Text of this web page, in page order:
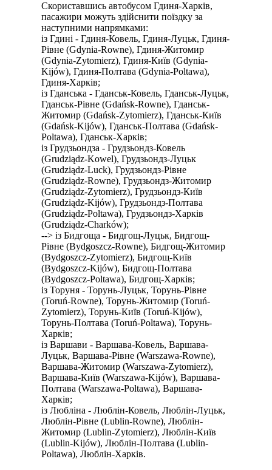
Скориставшись автобусом Гдиня-Харків,
пасажири можуть здійснити поїздку за
наступними напрямками:
із Гдині - Гдиня-Ковель, Гдиня-Луцьк, Гдиня-
Рівне (Gdynia-Rowne), Гдиня-Житомир
(Gdynia-Zytomierz), Гдиня-Київ (Gdynia-
Kijów), Гдиня-Полтава (Gdynia-Poltawa),
Гдиня-Харків;
із Гданська - Гданськ-Ковель, Гданськ-Луцьк,
Гданськ-Рівне (Gdańsk-Rowne), Гданськ-
Житомир (Gdańsk-Zytomierz), Гданськ-Київ
(Gdańsk-Kijów), Гданськ-Полтава (Gdańsk-
Poltawa), Гданськ-Харків;
із Грудзьондза - Грудзьондз-Ковель
(Grudziądz-Kowel), Грудзьондз-Луцьк
(Grudziądz-Luck), Грудзьондз-Рівне
(Grudziądz-Rowne), Грудзьондз-Житомир
(Grudziądz-Zytomierz), Грудзьондз-Київ
(Grudziądz-Kijów), Грудзьондз-Полтава
(Grudziądz-Poltawa), Грудзьондз-Харків
(Grudziądz-Charków);
--> із Бидгоща - Бидгощ-Луцьк, Бидгощ-
Рівне (Bydgoszcz-Rowne), Бидгощ-Житомир
(Bydgoszcz-Zytomierz), Бидгощ-Київ
(Bydgoszcz-Kijów), Бидгощ-Полтава
(Bydgoszcz-Poltawa), Бидгощ-Харків;
із Торуня - Торунь-Луцьк, Торунь-Рівне
(Toruń-Rowne), Торунь-Житомир (Toruń-
Zytomierz), Торунь-Київ (Toruń-Kijów),
Торунь-Полтава (Toruń-Poltawa), Торунь-
Харків;
із Варшави - Варшава-Ковель, Варшава-
Луцьк, Варшава-Рівне (Warszawa-Rowne),
Варшава-Житомир (Warszawa-Zytomierz),
Варшава-Київ (Warszawa-Kijów), Варшава-
Полтава (Warszawa-Poltawa), Варшава-
Харків;
із Любліна - Люблін-Ковель, Люблін-Луцьк,
Люблін-Рівне (Lublin-Rowne), Люблін-
Житомир (Lublin-Zytomierz), Люблін-Київ
(Lublin-Kijów), Люблін-Полтава (Lublin-
Poltawa), Люблін-Харків.